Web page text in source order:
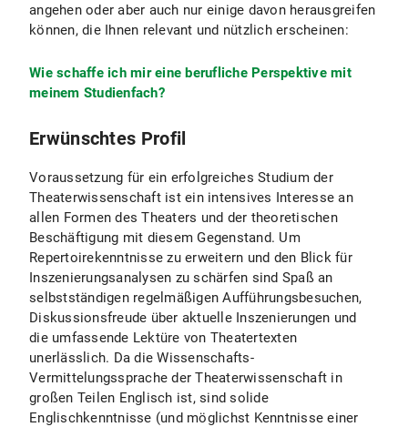
angehen oder aber auch nur einige davon herausgreifen
können, die Ihnen relevant und nützlich erscheinen:
Wie schaffe ich mir eine berufliche Perspektive mit
meinem Studienfach?
Erwünschtes Profil
Voraussetzung für ein erfolgreiches Studium der
Theaterwissenschaft ist ein intensives Interesse an
allen Formen des Theaters und der theoretischen
Beschäftigung mit diesem Gegenstand. Um
Repertoirekenntnisse zu erweitern und den Blick für
Inszenierungsanalysen zu schärfen sind Spaß an
selbstständigen regelmäßigen Aufführungsbesuchen,
Diskussionsfreude über aktuelle Inszenierungen und
die umfassende Lektüre von Theatertexten
unerlässlich. Da die Wissenschafts-
Vermittelungssprache der Theaterwissenschaft in
großen Teilen Englisch ist, sind solide
Englischkenntnisse (und möglichst Kenntnisse einer